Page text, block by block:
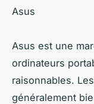
Asus
Asus est une
ordinateurs
raisonnables.
généralement